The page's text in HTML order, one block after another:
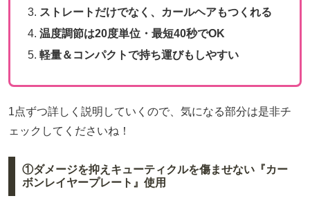
ストレートだけでなく、カールヘアもつくれる
温度調節は20度単位・最短40秒でOK
軽量＆コンパクトで持ち運びもしやすい
1点ずつ詳しく説明していくので、気になる部分は是非チ
ェックしてくださいね！
①ダメージを抑えキューティクルを傷ませない『カー
ボンレイヤープレート』使用